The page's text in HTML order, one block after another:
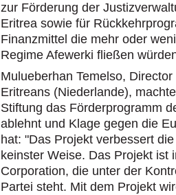
zur Förderung der
Eritrea sowie für
Finanzmittel die mehr oder
Regime Afewerki fließen
Mulueberhan Temelso,
Eritreans (Niederlande),
Stiftung das Förderprogramm
ablehnt und Klage gegen die
hat: "Das Projekt verbessert
keinster Weise. Das Projekt ist
Corporation, die unter der
Partei steht. Mit dem Projekt